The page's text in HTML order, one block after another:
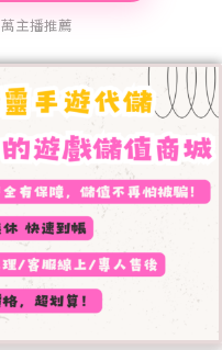
主播推薦